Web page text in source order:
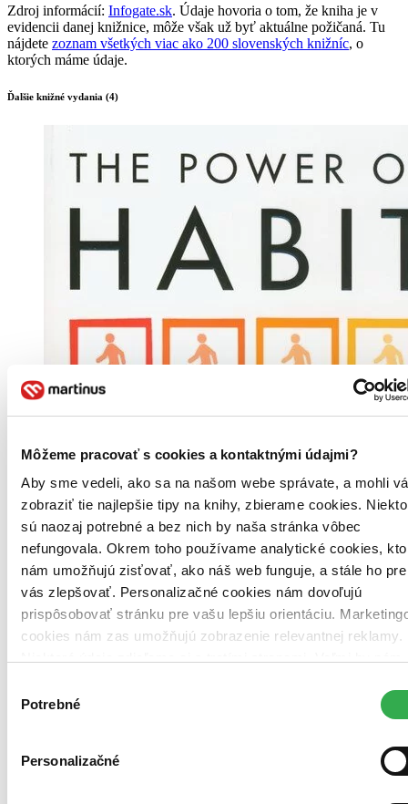
Môžeme pracovať s cookies a kontaktnými údajmi?
Aby sme vedeli, ako sa na našom webe správate, a mohli
zobraziť tie najlepšie tipy na knihy, zbierame cookies.
sú naozaj potrebné a bez nich by naša stránka vôbec
nefungovala. Okrem toho používame analytické cookies,
nám umožňujú zisťovať, ako náš web funguje, a stále ho pre
vás zlepšovať. Personalizačné cookies nám dovoľujú
prispôsobovať stránku pre vašu lepšiu orientáciu.
cookies nám zas umožňujú zobrazenie relevantnej reklamy.
Ďakujeme!
súhlasu
Potrebné
Personalizačné
Zdroj informácií: Infogate.sk. Údaje hovoria o tom, že kniha je v
evidencii danej knižnice, môže však už byť aktuálne požičaná. Tu
nájdete zoznam všetkých viac ako 200 slovenských knižníc, o
ktorých máme údaje.
Ďalšie knižné vydania (4)